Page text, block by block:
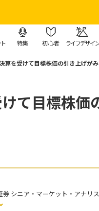
特集 初心者 ライフデザイン
算を受けて目標株価の引き上げが
て目標株価
券 シニア・マーケット・アナリ